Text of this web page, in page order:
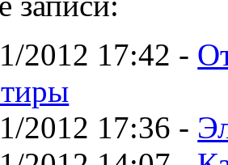
2012 17:42 -
2012 17:36 -